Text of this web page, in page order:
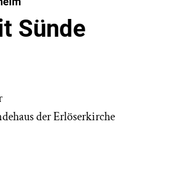
Sünde
der Erlöserkirche